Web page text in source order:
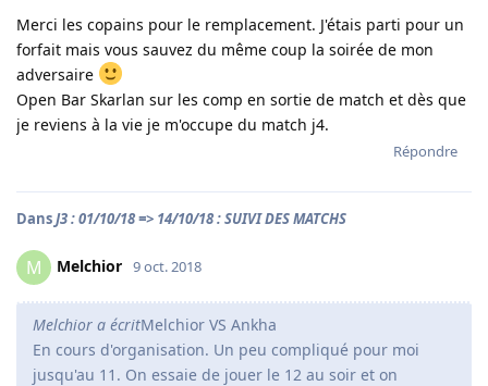
Merci les copains pour le remplacement. J'étais parti pour un
forfait mais vous sauvez du même coup la soirée de mon
adversaire
Open Bar Skarlan sur les comp en sortie de match et dès que
je reviens à la vie je m'occupe du match j4.
Répondre
DansJ3 : 01/10/18 => 14/10/18 : SUIVI DES MATCHS
M Melchior 9 oct. 2018
Melchior a écritMelchior VS Ankha
En cours d'organisation. Un peu compliqué pour moi
jusqu'au 11. On essaie de jouer le 12 au soir et on